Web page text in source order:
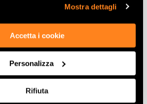
Mostra dettagli
Accetta i cookie
Personalizza
Rifiuta
effetto marmo
effetto legno
effetto pietra